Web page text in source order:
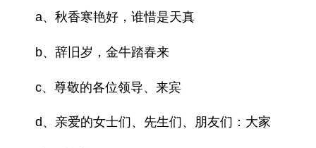
a、秋香寒艳好，谁惜是天真
b、辞旧岁，金牛踏春来
c、尊敬的各位领导、来宾
d、亲爱的女士们、先生们、朋友们：大家